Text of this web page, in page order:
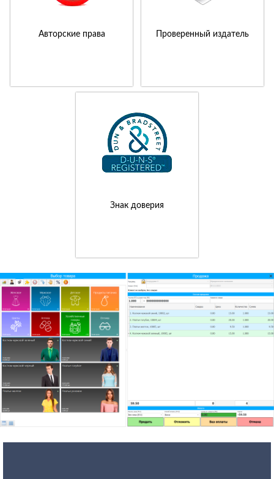
Авторские права Проверенный издатель
Знак доверия